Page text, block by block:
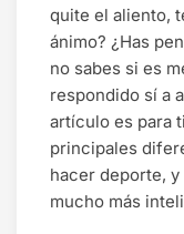
quite el aliento,
ánimo? ¿Has
no sabes si es
respondido sí a
artículo es para
principales
hacer deporte,
mucho más